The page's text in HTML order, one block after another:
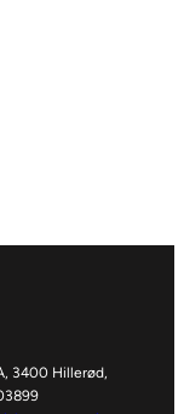
3400 Hillerød,